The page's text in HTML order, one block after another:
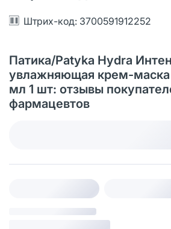
Штрих-код: 3700591912252
Патика/Patyka Hydra
увлажняющая крем-маска
мл 1 шт: отзывы
фармацевтов